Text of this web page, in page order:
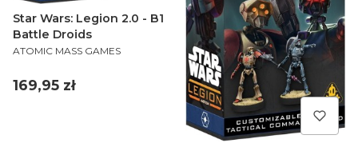
Star Wars: Legion 2.0 - B1
Battle Droids
PRODUCENT
ATOMIC MASS GAMES
Cena
169,95 zł